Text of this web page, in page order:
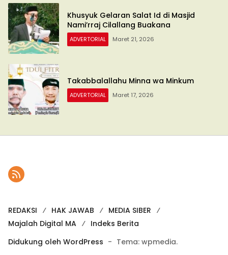
Khusyuk Gelaran Salat Id di Masjid
Nami’rraj Cilallang Buakana
ADVERTORIAL Maret 21, 2026
Takabbalallahu Minna wa Minkum
ADVERTORIAL Maret 17, 2026
REDAKSI HAK JAWAB
MEDIA SIBER
Majalah Digital MA
Indeks Berita
Didukung oleh WordPress - Tema: wpmedia.